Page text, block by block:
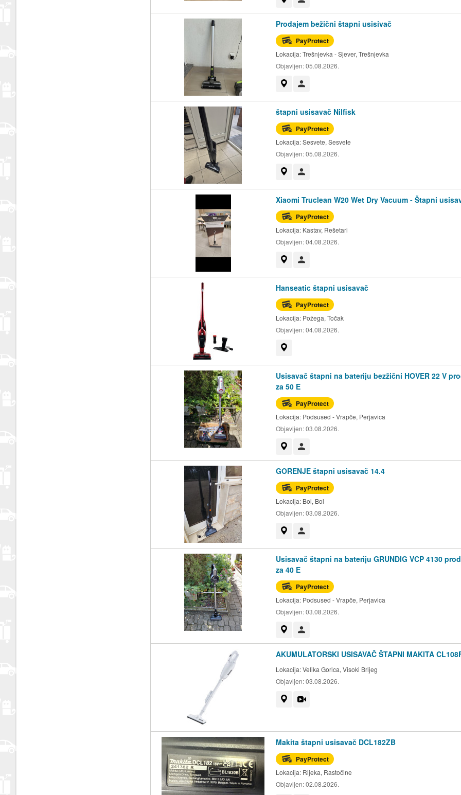
Prodajem bežični štapni usisivač
PayProtect
Lokacija:Trešnjevka - Sjever, Trešnjevka
Objavljen:05.08.2026.
štapni usisavač Nilfisk
PayProtect
Lokacija:Sesvete, Sesvete
Objavljen:05.08.2026.
Xiaomi Truclean W20 Wet Dry Vacuum - Štapni
PayProtect
Lokacija: Kastav, Rešetari
Objavljen:04.08.2026.
Hanseatic štapni usisavač
PayProtect
Lokacija: Požega, Točak
Objavljen:04.08.2026.
Usisavač štapni na bateriju bezžični HOVER 22 V
za 50 E
PayProtect
Lokacija: Podsused - Vrapče, Perjavica
Objavljen:03.08.2026.
GORENJE štapni usisavač 14.4
PayProtect
Lokacija: Bol, Bol
Objavljen:03.08.2026.
Usisavač štapni na bateriju GRUNDIG VCP 4130
za 40 E
PayProtect
Lokacija: Podsused - Vrapče, Perjavica
Objavljen:03.08.2026.
AKUMULATORSKI USISAVAČ ŠTAPNI MAKITA
Lokacija:Velika Gorica, Visoki Brijeg
Objavljen:03.08.2026.
Makita štapni usisavač DCL182ZB
PayProtect
Lokacija: Rijeka, Rastočine
Objavljen:02.08.2026.